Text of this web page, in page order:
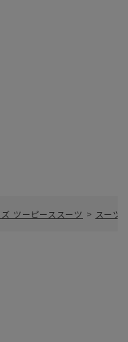
ズ ツーピーススーツ > スーツ